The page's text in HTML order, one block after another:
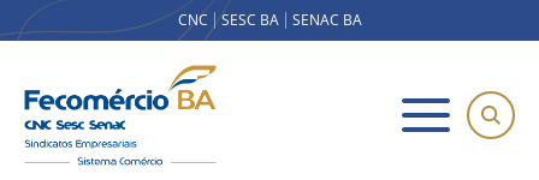
CNC SESC BA SENAC BA